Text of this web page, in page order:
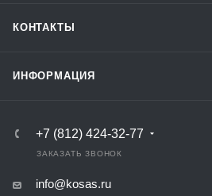
КОНТАКТЫ
ИНФОРМАЦИЯ
+7 (812) 424-32-77
ЗАКАЗАТЬ ЗВОНОК
info@kosas.ru